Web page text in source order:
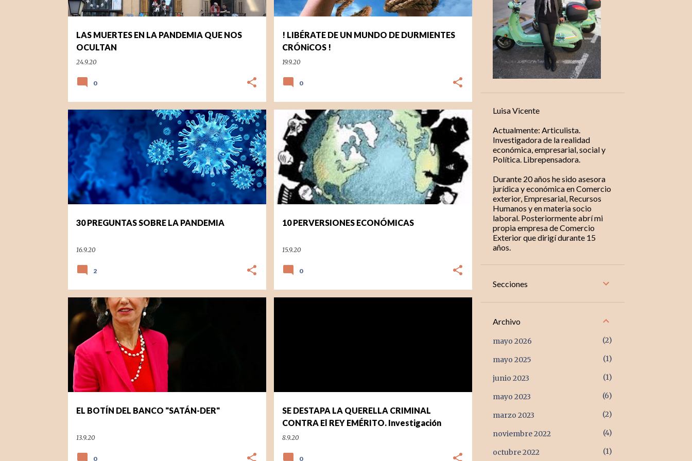
d
LAS MUERTES EN LA PANDEMIA QUE NOS
OCULTAN
24.9.20
0
! LIBÉRATE DE UN MUNDO DE DURMIENTES
CRÓNiCOS !
19.9.20
0
30 PREGUNTAS SOBRE LA PANDEMIA
16.9.20
COVID-19
2
10 PERVERSIONES ECONÓMICAS
15.9.20
ECONOMIA
0
EL BOTÍN DEL BANCO "SATÁN-DER"
13.9.20
ECONOMIA
0
SE DESTAPA LA QUERELLA CRIMINAL
CONTRA El REY EMÉRITO. Investigación
8.9.20
0
Luisa Vicente
Actualmente: Articulista.
Investigadora de la realidad
económica, empresarial, social y
Política. Librepensadora.
Durante 20 años he sido asesora
jurídica y económica en Comercio
exterior, Empresarial, Recursos
Humanos y en materia socio
laboral. Posteriormente abrí mi
propia empresa de Comercio
Exterior que dirigí durante 15
años.
Secciones
Archivo
mayo 2026 2
mayo 2025 1
junio 2023 1
mayo 2023 6
marzo 2023 2
noviembre 2022 4
octubre 2022 1